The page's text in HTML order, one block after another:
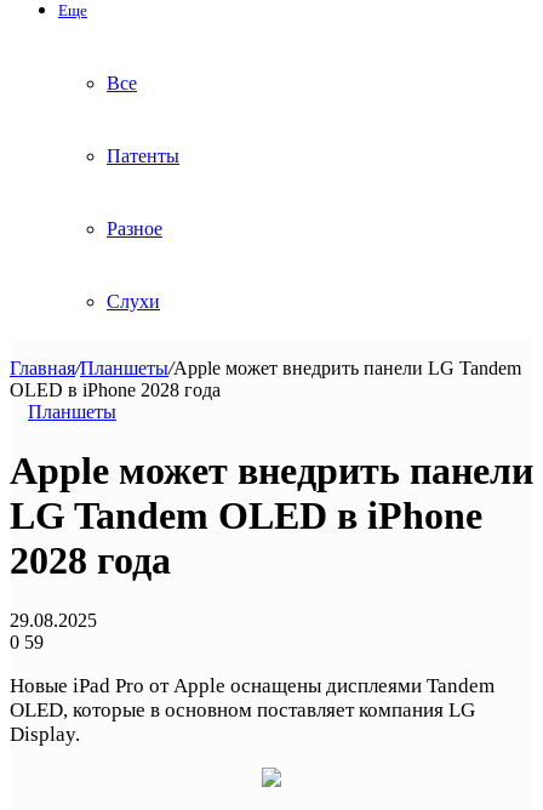
Еще
Все
Патенты
Разное
Слухи
Главная/Планшеты/Apple может внедрить панели LG Tandem
OLED в iPhone 2028 года
Планшеты
Apple может внедрить панели
LG Tandem OLED в iPhone
2028 года
29.08.2025
0 59
Новые iPad Pro от Apple оснащены дисплеями Tandem
OLED, которые в основном поставляет компания LG
Display.